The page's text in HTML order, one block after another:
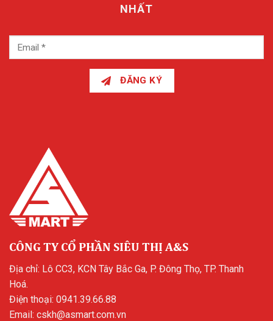
NHẤT
ĐĂNG KÝ
CÔNG TY CỔ PHẦN SIÊU THỊ A&S
Địa chỉ: Lô CC3, KCN Tây Bắc Ga, P. Đông Thọ, TP. Thanh
Hoá.
Điện thoại: 0941.39.66.88
Email: cskh@asmart.com.vn